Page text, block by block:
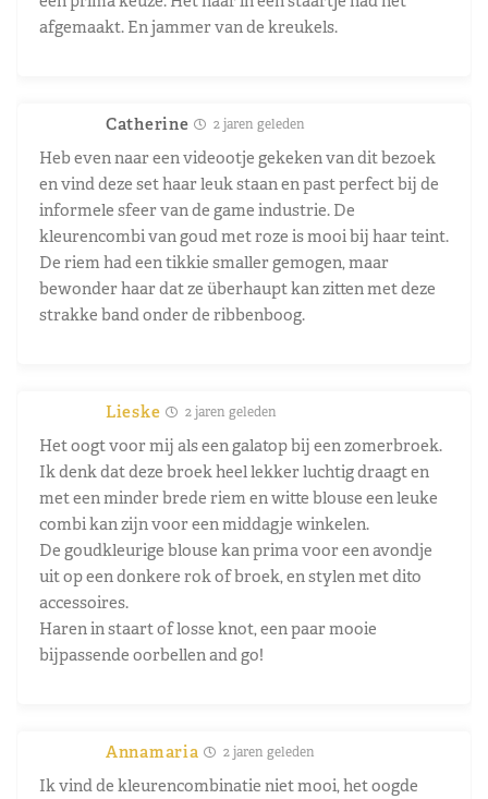
afgemaakt. En jammer van de kreukels.
Catherine 2 jaren geleden
Heb even naar een videootje gekeken van dit bezoek
en vind deze set haar leuk staan en past perfect bij de
informele sfeer van de game industrie. De
kleurencombi van goud met roze is mooi bij haar teint.
De riem had een tikkie smaller gemogen, maar
bewonder haar dat ze überhaupt kan zitten met deze
strakke band onder de ribbenboog.
Lieske 2 jaren geleden
Het oogt voor mij als een galatop bij een zomerbroek.
Ik denk dat deze broek heel lekker luchtig draagt en
met een minder brede riem en witte blouse een leuke
combi kan zijn voor een middagje winkelen.
De goudkleurige blouse kan prima voor een avondje
uit op een donkere rok of broek, en stylen met dito
accessoires.
Haren in staart of losse knot, een paar mooie
bijpassende oorbellen and go!
Annamaria 2 jaren geleden
Ik vind de kleurencombinatie niet mooi, het oogde